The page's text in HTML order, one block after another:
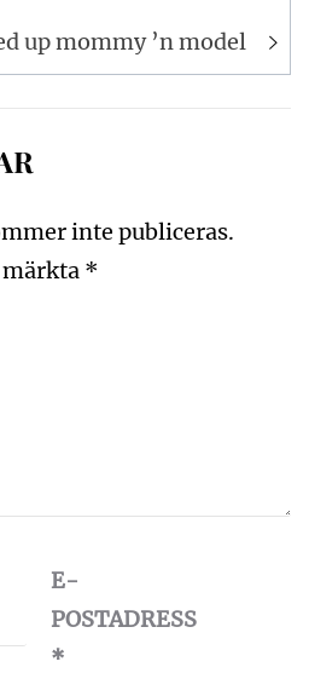
up mommy ’n model
inte publiceras.
*
E-
POSTADRESS
*